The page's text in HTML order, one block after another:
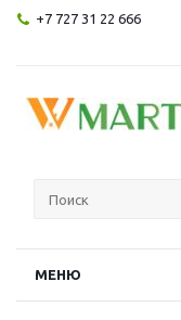
+7 727 31 22 666
МЕНЮ